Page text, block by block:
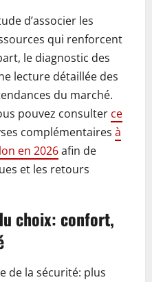
d’associer les
qui renforcent
le diagnostic des
lecture détaillée des
du marché.
pouvez consulter ce
complémentaires à
en 2026afin de
et les retours
choix: confort,
de la sécurité: plus